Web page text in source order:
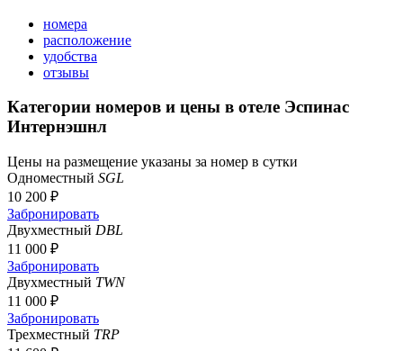
номера
расположение
удобства
отзывы
Категории номеров и цены в отеле Эспинас
Интернэшнл
Цены на размещение указаны за номер в сутки
Одноместный SGL
10 200 ₽
Забронировать
Двухместный DBL
11 000 ₽
Забронировать
Двухместный TWN
11 000 ₽
Забронировать
Трехместный TRP